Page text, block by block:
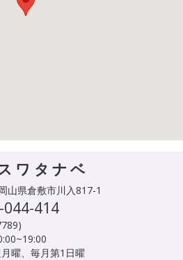
ワタナベ
山県倉敷市川入817-1
044-414
)
曜、毎月第1日曜